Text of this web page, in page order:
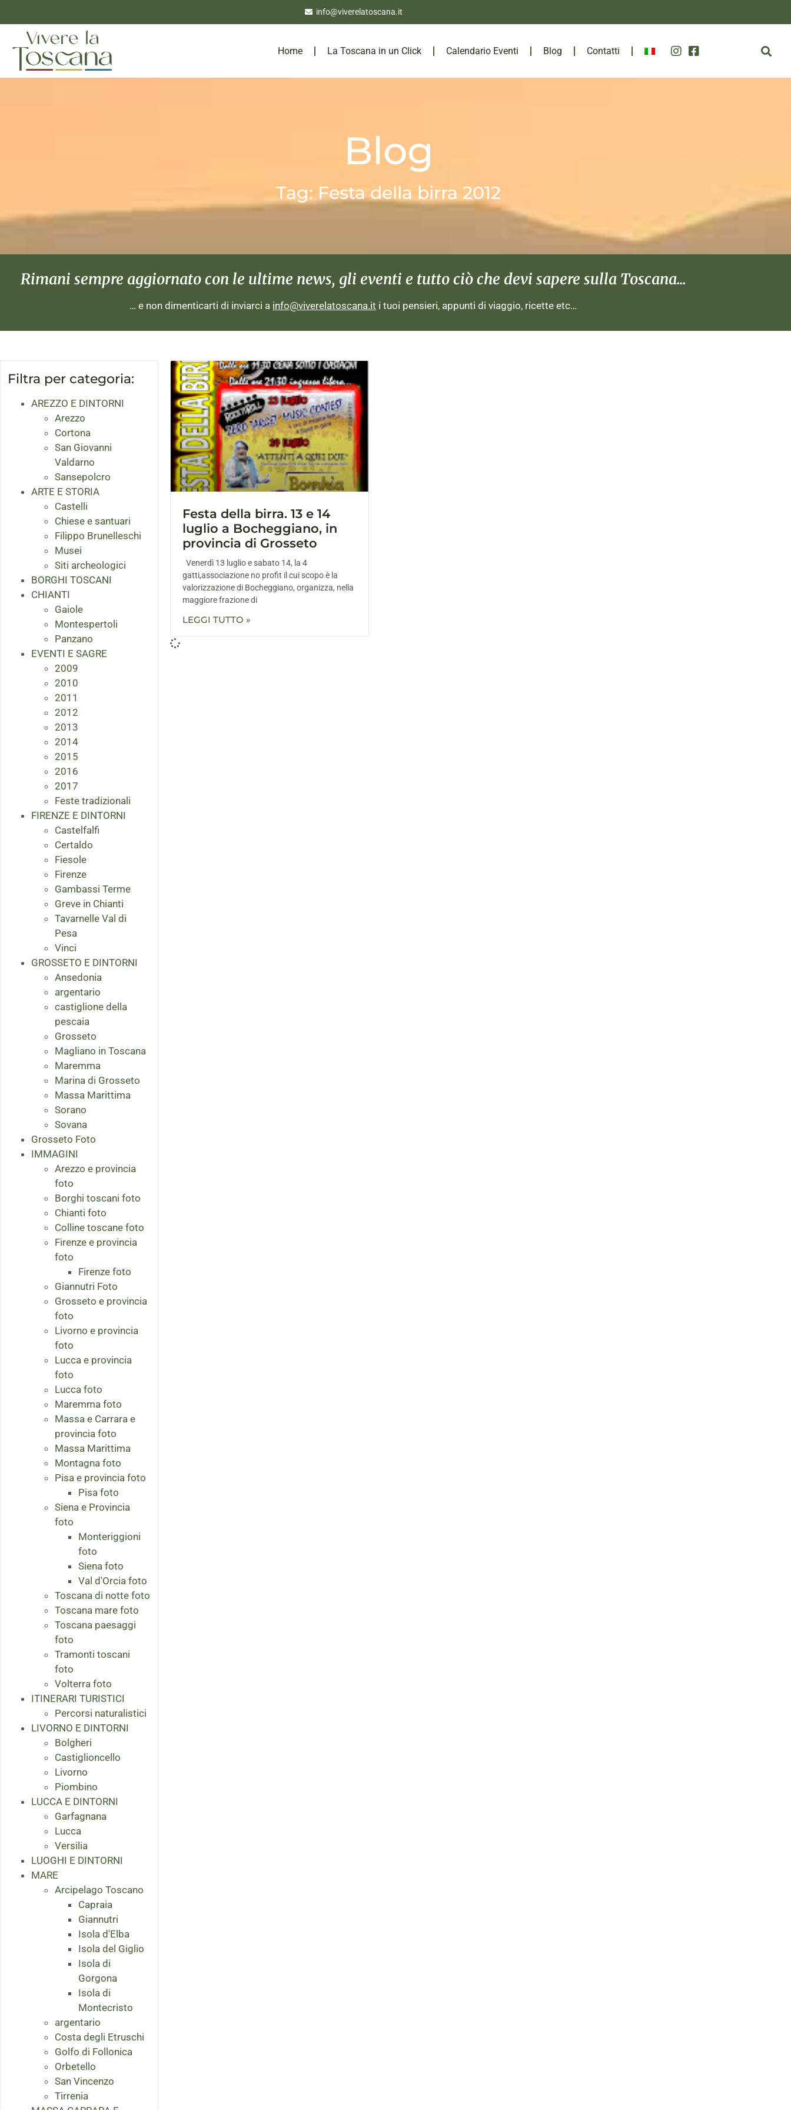
info@viverelatoscana.it
Home La Toscana in un Click Calendario Eventi Blog Contatti
Blog
Tag: Festa della birra 2012
Rimani sempre aggiornato con le ultime news, gli eventi e tutto ciò che devi sapere sulla Toscana...
… e non dimenticarti di inviarci a info@viverelatoscana.it i tuoi pensieri, appunti di viaggio, ricette etc…
Filtra per categoria:
AREZZO E DINTORNI
Arezzo
Cortona
San Giovanni
Valdarno
Sansepolcro
ARTE E STORIA
Castelli
Chiese e santuari
Filippo Brunelleschi
Musei
Siti archeologici
BORGHI TOSCANI
CHIANTI
Gaiole
Montespertoli
Panzano
EVENTI E SAGRE
2009
2010
2011
2012
2013
2014
2015
2016
2017
Feste tradizionali
FIRENZE E DINTORNI
Castelfalfi
Certaldo
Fiesole
Firenze
Gambassi Terme
Greve in Chianti
Tavarnelle Val di
Pesa
Vinci
GROSSETO E DINTORNI
Ansedonia
argentario
castiglione della
pescaia
Grosseto
Magliano in Toscana
Maremma
Marina di Grosseto
Massa Marittima
Sorano
Sovana
Grosseto Foto
IMMAGINI
Arezzo e provincia
foto
Borghi toscani foto
Chianti foto
Colline toscane foto
Firenze e provincia
foto
Firenze foto
Giannutri Foto
Grosseto e provincia
foto
Livorno e provincia
foto
Lucca e provincia
foto
Lucca foto
Maremma foto
Massa e Carrara e
provincia foto
Massa Marittima
Montagna foto
Pisa e provincia foto
Pisa foto
Siena e Provincia
foto
Monteriggioni
foto
Siena foto
Val d'Orcia foto
Toscana di notte foto
Toscana mare foto
Toscana paesaggi
foto
Tramonti toscani
foto
Volterra foto
ITINERARI TURISTICI
Percorsi naturalistici
LIVORNO E DINTORNI
Bolgheri
Castiglioncello
Livorno
Piombino
LUCCA E DINTORNI
Garfagnana
Lucca
Versilia
LUOGHI E DINTORNI
MARE
Arcipelago Toscano
Capraia
Giannutri
Isola d'Elba
Isola del Giglio
Isola di
Gorgona
Isola di
Montecristo
argentario
Costa degli Etruschi
Golfo di Follonica
Orbetello
San Vincenzo
Tirrenia
Festa della birra. 13 e 14
luglio a Bocheggiano, in
provincia di Grosseto
Venerdì 13 luglio e sabato 14, la 4
gatti,associazione no profit il cui scopo è la
valorizzazione di Bocheggiano, organizza, nella
maggiore frazione di
LEGGI TUTTO »